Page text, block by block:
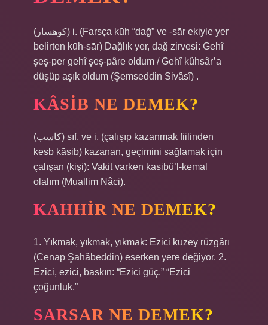
(ﻛﻮﻫﺴﺎﺭ) i. (Farsça kūh “dağ” ve -sār ekiyle yer
belirten kūh-sār) Dağlık yer, dağ zirvesi: Gehî
şeş-per gehî şeş-pâre oldum / Gehî kûhsâr’a
düşüp aşık oldum (Şemseddin Sivâsî) .
KÂSIB NE DEMEK?
(ﻛﺎﺳﺐ) sıf. ve i. (çalışıp kazanmak fiilinden
kesb kāsib) kazanan, geçimini sağlamak için
çalışan (kişi): Vakit varken kasibü’l-kemal
olalım (Muallim Nâci).
KAHHIR NE DEMEK?
1. Yıkmak, yıkmak, yıkmak: Ezici kuzey rüzgârı
(Cenap Şahâbeddin) eserken yere değiyor. 2.
Ezici, ezici, baskın: “Ezici güç.” “Ezici
çoğunluk.”
SARSAR NE DEMEK?